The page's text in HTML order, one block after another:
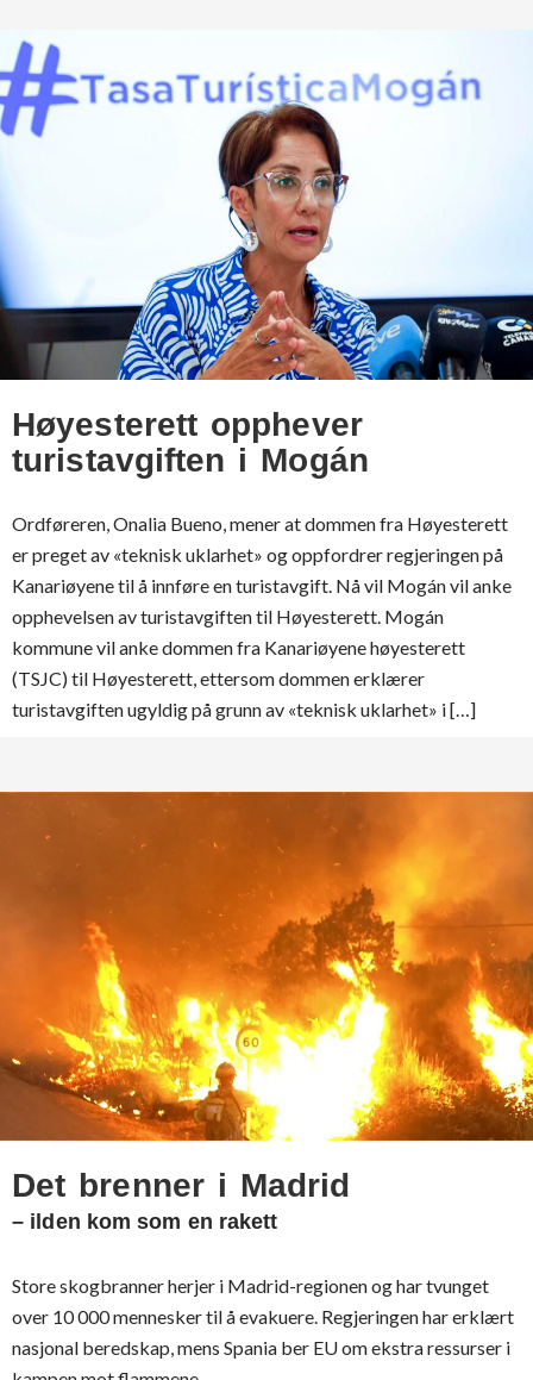
Høyesterett opphever
turistavgiften i Mogán
Ordføreren, Onalia Bueno, mener at dommen fra Høyesterett
er preget av «teknisk uklarhet» og oppfordrer regjeringen på
Kanariøyene til å innføre en turistavgift. Nå vil Mogán vil anke
opphevelsen av turistavgiften til Høyesterett. Mogán
kommune vil anke dommen fra Kanariøyene høyesterett
(TSJC) til Høyesterett, ettersom dommen erklærer
turistavgiften ugyldig på grunn av «teknisk uklarhet» i […]
Det brenner i Madrid
– ilden kom som en rakett
Store skogbranner herjer i Madrid-regionen og har tvunget
over 10 000 mennesker til å evakuere. Regjeringen har erklært
nasjonal beredskap, mens Spania ber EU om ekstra ressurser i